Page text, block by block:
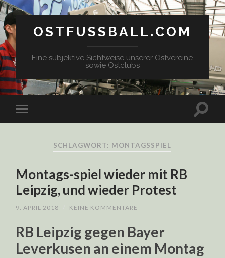
OSTFUSSBALL.COM
Eine subjektive Sichtweise unserer Ostvereine
sowie Ostclubs
SCHLAGWORT: MONTAGSSPIEL
Montags-spiel wieder mit RB
Leipzig, und wieder Protest
9. APRIL 2018 KEINE KOMMENTARE
RB Leipzig gegen Bayer
Leverkusen an einem Montag